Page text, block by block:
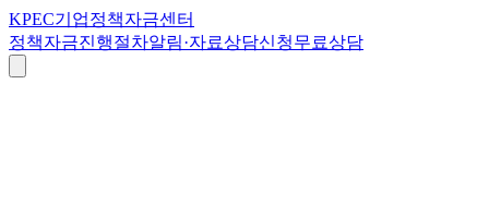
KPEC기업정책자금센터
정책자금진행절차알림·자료상담신청무료상담